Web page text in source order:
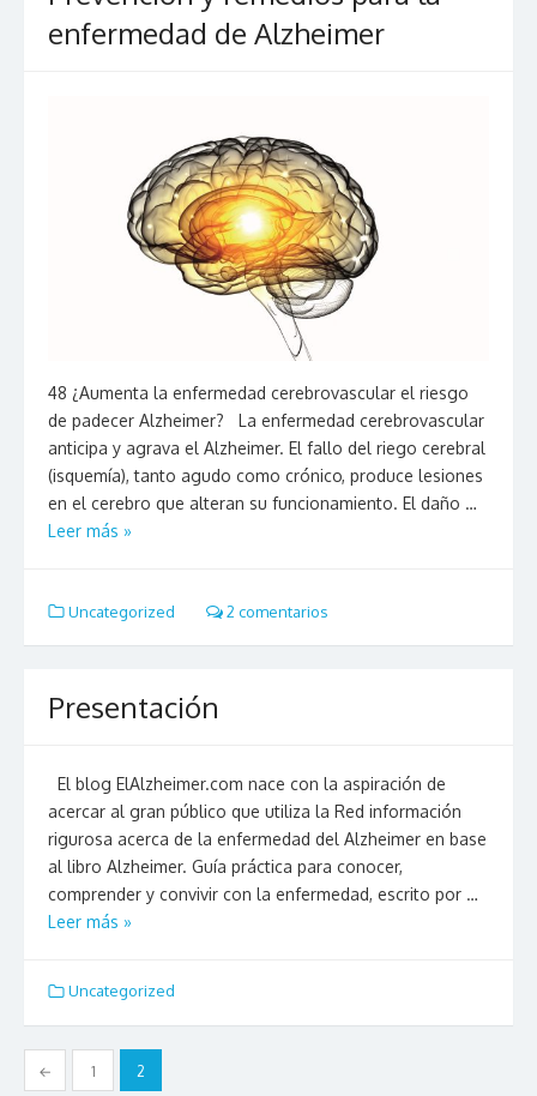
enfermedad de Alzheimer
48 ¿Aumenta la enfermedad cerebrovascular el riesgo
de padecer Alzheimer? La enfermedad cerebrovascular
anticipa y agrava el Alzheimer. El fallo del riego cerebral
(isquemía), tanto agudo como crónico, produce lesiones
en el cerebro que alteran su funcionamiento. El daño …
Leer más »
Uncategorized 2 comentarios
Presentación
El blog ElAlzheimer.com nace con la aspiración de
acercar al gran público que utiliza la Red información
rigurosa acerca de la enfermedad del Alzheimer en base
al libro Alzheimer. Guía práctica para conocer,
comprender y convivir con la enfermedad, escrito por …
Leer más »
Uncategorized
Paginación
← 1 2